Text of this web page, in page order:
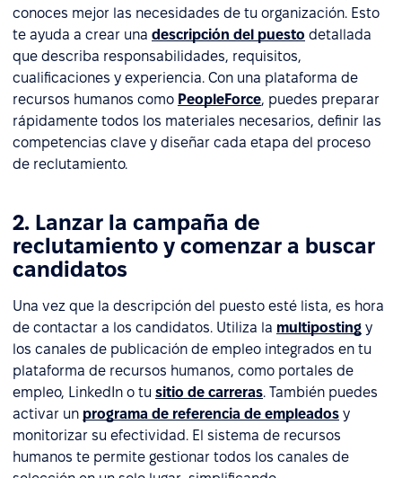
conoces mejor las necesidades de tu organización. Esto
te ayuda a crear una descripción del puesto detallada
que describa responsabilidades, requisitos,
cualificaciones y experiencia. Con una plataforma de
recursos humanos como PeopleForce, puedes preparar
rápidamente todos los materiales necesarios, definir las
competencias clave y diseñar cada etapa del proceso
de reclutamiento.
2. Lanzar la campaña de
reclutamiento y comenzar a buscar
candidatos
Una vez que la descripción del puesto esté lista, es hora
de contactar a los candidatos. Utiliza la multiposting y
los canales de publicación de empleo integrados en tu
plataforma de recursos humanos, como portales de
empleo, LinkedIn o tu sitio de carreras. También puedes
activar un programa de referencia de empleados y
monitorizar su efectividad. El sistema de recursos
humanos te permite gestionar todos los canales de